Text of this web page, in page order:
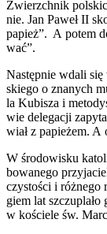
Zwierzch­nik
nie. Jan Paweł II
papież”. A potem
wać”.
Następ­nie wda­li
skie­go o zna­nych
la Kubi­sza i
wie dele­ga­cji
wiał z papie­żem. A
W śro­do­wi­sku
bo­wa­ne­go
czy­sto­ści i róż­ne­go
giem lat
w koście­le św.